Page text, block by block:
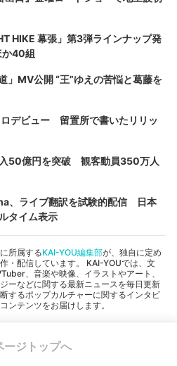
HIKE 幕張」第3弾ラインナップ発
40組
」MV公開 “王”ゆえの苦悩と葛藤を
デビュー 留置所で書いたリリッ
50億円を突破 観客動員350万人
、ライブ翻訳を試験的配信 日本
タイム表示
に所属するKAI-YOU編集部が、独自に定め
・配信しています。 KAI-YOUでは、文
、音楽や映像、イラストやアート、
ーなどに関する最新ニュースを毎日更新
するポップカルチャーに関するインタビ
ンテンツをお届けします。
ージトップへ